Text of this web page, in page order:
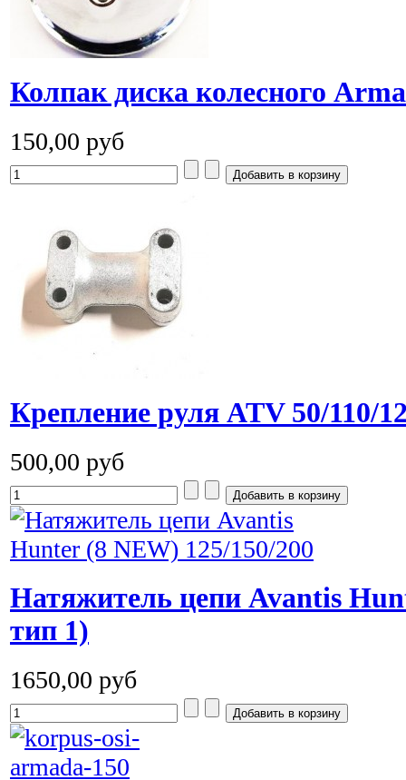
Колпак диска колесного
150,00 руб
Крепление руля ATV 50/110/
500,00 руб
Натяжитель цепи Avantis
тип 1)
1650,00 руб